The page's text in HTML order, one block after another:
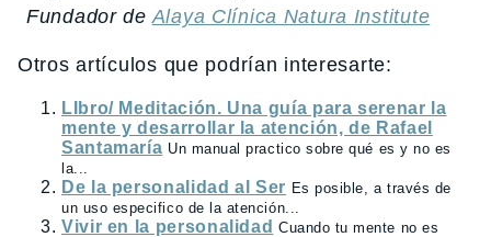
Fundador deAlaya Clínica Natura Institute
Otros artículos que podrían interesarte:
LIbro/ Meditación. Una guía para serenar la
mente y desarrollar la atención, de Rafael
Santamaría Un manual practico sobre qué es y no es
la...
De la personalidad al Ser Es posible, a través de
un uso especifico de la atención...
Vivir en la personalidad Cuando tu mente no es